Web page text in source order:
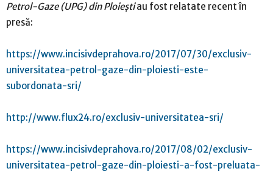
Petrol-Gaze (UPG) din Ploieştiau fost relatate recent în
presă:
https://www.incisivdeprahova.ro/2017/07/30/exclusiv-
universitatea-petrol-gaze-din-ploiesti-este-
subordonata-sri/
http://www.flux24.ro/exclusiv-universitatea-sri/
https://www.incisivdeprahova.ro/2017/08/02/exclusiv-
universitatea-petrol-gaze-din-ploiesti-a-fost-preluata-